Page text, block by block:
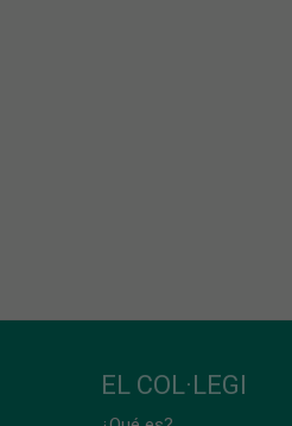
EL COL·LEGI